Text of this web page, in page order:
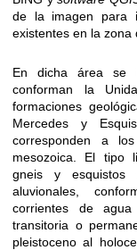
de la imagen para
existentes en la zona
En dicha área se
conforman la
formaciones
Mercedes y
corresponden a
mesozoica. El tipo
gneis y esquistos
aluvionales,
corrientes de
transitoria o
pleistoceno al